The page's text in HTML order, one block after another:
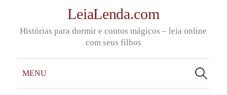
content
LeiaLenda.com
Histórias para dormir e contos mágicos – leia online
com seus filhos
MENU
por: